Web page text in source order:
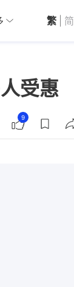
01深圳 觀點
繁 简
受惠
9